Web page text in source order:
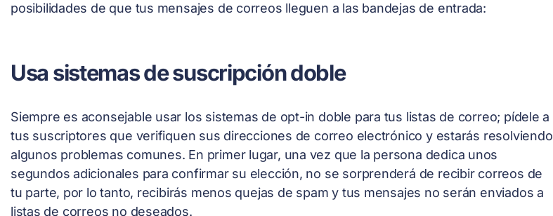
posibilidades de que tus mensajes de correos lleguen a las bandejas de entrada:
Usa sistemas de suscripción doble
Siempre es aconsejable usar los sistemas de opt-in doble para tus listas de correo; pídele a
tus suscriptores que verifiquen sus direcciones de correo electrónico y estarás resolviendo
algunos problemas comunes. En primer lugar, una vez que la persona dedica unos
segundos adicionales para confirmar su elección, no se sorprenderá de recibir correos de
tu parte, por lo tanto, recibirás menos quejas de spam y tus mensajes no serán enviados a
listas de correos no deseados.